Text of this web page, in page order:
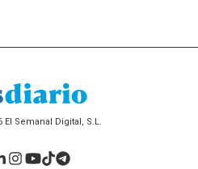
El Semanal Digital, S.L.
LinkedIn
Instagram
YouTube
TikTok
Telegram